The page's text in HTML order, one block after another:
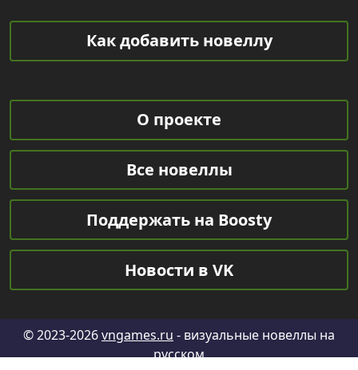
Как добавить новеллу
О проекте
Все новеллы
Поддержать на Boosty
Новости в VK
© 2023-2026vngames.ru - визуальные новеллы на
русском